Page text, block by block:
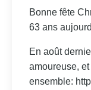
Bonne fête
63 ans
En août
amoureuse,
ensemble: